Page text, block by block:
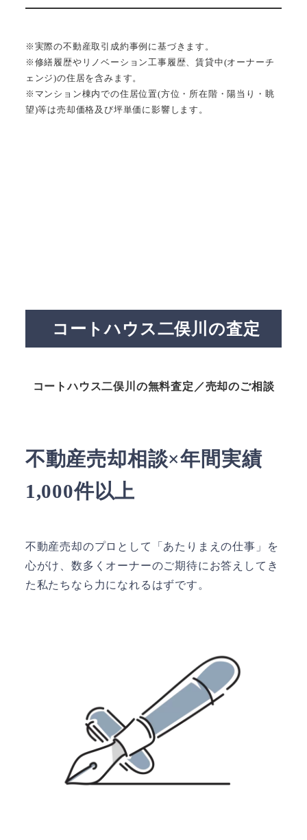
※実際の不動産取引成約事例に基づきます。
※修繕履歴やリノベーション工事履歴、賃貸中(オーナーチ
ェンジ)の住居を含みます。
※マンション棟内での住居位置(方位・所在階・陽当り・眺
望)等は売却価格及び坪単価に影響します。
コートハウス二俣川の査定
コートハウス二俣川の無料査定／売却のご相談
不動産売却相談×年間実績
1,000件以上
不動産売却のプロとして「あたりまえの仕事」を
心がけ、数多くオーナーのご期待にお答えしてき
た私たちなら力になれるはずです。